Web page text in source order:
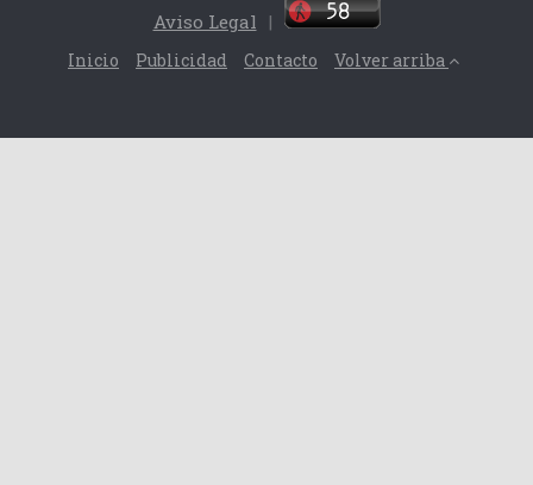
Aviso Legal |
Inicio Publicidad Contacto Volver arriba